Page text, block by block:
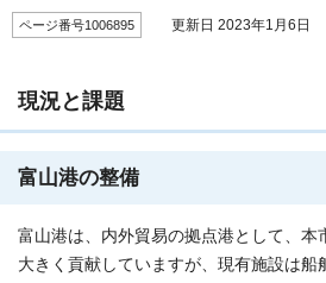
ページ番号1006895 更新日 2023年1月6日
現況と課題
富山港の整備
富山港は、内外貿易の拠点港として、本
大きく貢献していますが、現有施設は船